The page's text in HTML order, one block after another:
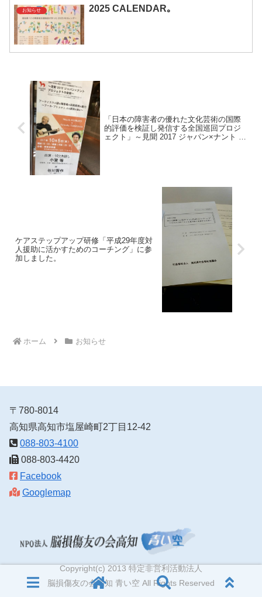
お知らせ 2025 CALENDAR｡
「日本の障害者の優れた文化芸術の国際
的評価を検証し発信する全国巡回プロジ
ェクト」～見聞 2017 ジャパン×ナント プ
ケアステップアップ研修「平成29年度対
人援助に活かすためのコーチング」に参
加しました。
ホーム お知らせ
〒780-8014
高知県高知市塩屋崎町2丁目12-42
088-803-4100
088-803-4420
Facebook
Googlemap
Copyright(c) 2013 特定非営利活動法人
脳損傷友の会高知 青い空 All Rights Reserved